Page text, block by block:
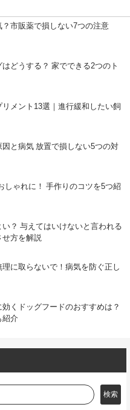
市販薬で損しない7つの注意
どうする？ 家でできる2つのト
メント13選｜進行緩和したい飼
と病気 放置で損しない5つの対
しゃれに！ 手作りのコツを5つ紹
？ 与えてはいけないと言われる
方を解説
に取らないで！病気を防ぐ正し
くドッグフードのおすすめは？
紹介
検索